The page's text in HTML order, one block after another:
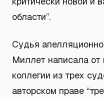
области”.
Судья
Миллет написала от
коллегии из трех
авторском праве